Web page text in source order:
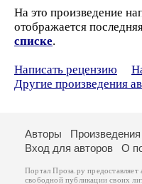
На это произведение
отображается
списке.
Написать рецензию
Другие произведения
Авторы Произведения
Вход для авторов
О
Портал Проза.ру предоставляет
свободной публикации своих